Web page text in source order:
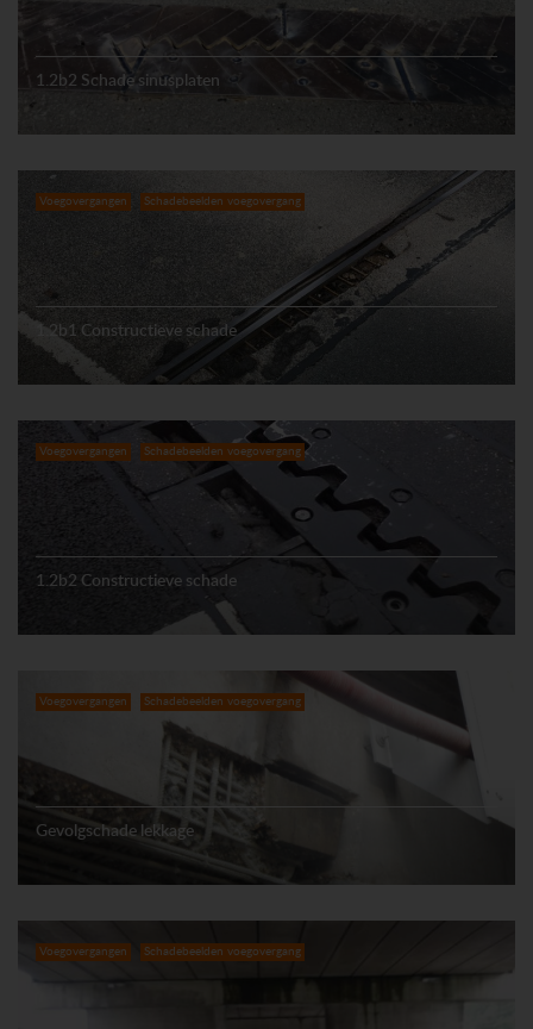
1.2b2 Schade sinusplaten
Voegovergangen Schadebeelden voegovergang
1.2b1 Constructieve schade
Voegovergangen Schadebeelden voegovergang
1.2b2 Constructieve schade
Voegovergangen Schadebeelden voegovergang
Gevolgschade lekkage
Voegovergangen Schadebeelden voegovergang